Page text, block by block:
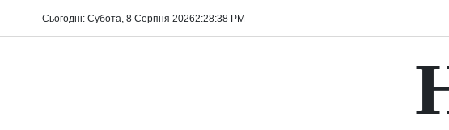
Сьогодні: Субота, 8 Серпня 20262:28:39 PM